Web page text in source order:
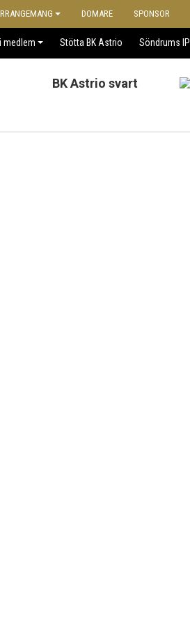
DOMARE SPONSOR
medlem Stötta BK Astrio Söndrums IP
BK Astrio svart